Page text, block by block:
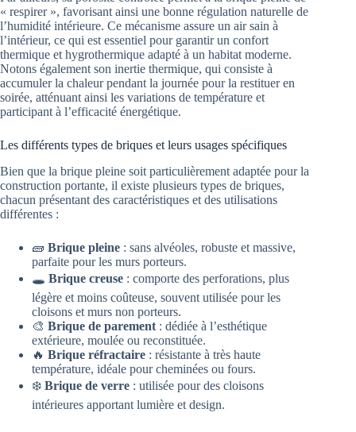
« respirer », favorisant ainsi une bonne régulation naturelle de
l’humidité intérieure. Ce mécanisme assure un air sain à
l’intérieur, ce qui est essentiel pour garantir un confort
thermique et hygrothermique adapté à un habitat moderne.
Notons également son inertie thermique, qui consiste à
accumuler la chaleur pendant la journée pour la restituer en
soirée, atténuant ainsi les variations de température et
participant à l’efficacité énergétique.
Les différents types de briques et leurs usages spécifiques
Bien que la brique pleine soit particulièrement adaptée pour la
construction portante, il existe plusieurs types de briques,
chacun présentant des caractéristiques et des utilisations
différentes :
🧱 Brique pleine : sans alvéoles, robuste et massive,
parfaite pour les murs porteurs.
🕳️ Brique creuse : comporte des perforations, plus
légère et moins coûteuse, souvent utilisée pour les
cloisons et murs non porteurs.
🎨 Brique de parement : dédiée à l’esthétique
extérieure, moulée ou reconstituée.
🔥 Brique réfractaire : résistante à très haute
température, idéale pour cheminées ou fours.
❄️ Brique de verre : utilisée pour des cloisons
intérieures apportant lumière et design.